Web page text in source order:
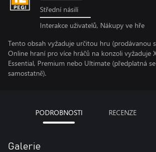
Střední násilí
Interakce uživatelů, Nákupy ve hře
Tento obsah vyžaduje určitou hru (prodávanou
Online hraní pro více hráčů na konzoli vyžaduje
Essential, Premium nebo Ultimate (předplatná
samostatně).
PODROBNOSTI RECENZE
Galerie